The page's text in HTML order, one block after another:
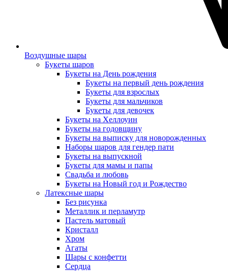
Воздушные шары
Букеты шаров
Букеты на День рождения
Букеты на первый день рождения
Букеты для взрослых
Букеты для мальчиков
Букеты для девочек
Букеты на Хеллоуин
Букеты на годовщину
Букеты на выписку для новорожденных
Наборы шаров для гендер пати
Букеты на выпускной
Букеты для мамы и папы
Свадьба и любовь
Букеты на Новый год и Рождество
Латексные шары
Без рисунка
Металлик и перламутр
Пастель матовый
Кристалл
Хром
Агаты
Шары с конфетти
Сердца